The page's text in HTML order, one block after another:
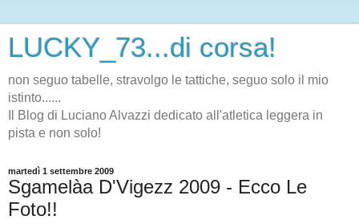
LUCKY_73...di corsa!
non seguo tabelle, stravolgo le tattiche, seguo solo il mio
istinto......
Il Blog di Luciano Alvazzi dedicato all'atletica leggera in
pista e non solo!
martedì 1 settembre 2009
Sgamelàa D'Vigezz 2009 - Ecco Le
Foto!!